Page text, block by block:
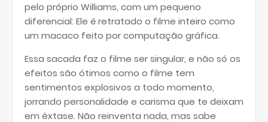
pelo próprio Williams, com um pequeno
diferencial: Ele é retratado o filme inteiro como
um macaco feito por computação gráfica.
Essa sacada faz o filme ser singular, e não só os
efeitos são ótimos como o filme tem
sentimentos explosivos a todo momento,
jorrando personalidade e carisma que te deixam
em êxtase. Não reinventa nada, mas sabe